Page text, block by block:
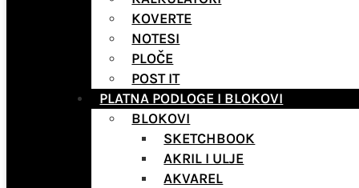
KOVERTE
NOTESI
PLOČE
POST IT
PLATNA PODLOGE I BLOKOVI
BLOKOVI
SKETCHBOOK
AKRIL I ULJE
AKVAREL